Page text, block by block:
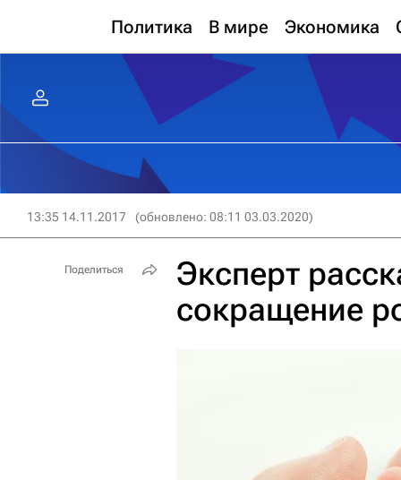
Политика В мире Экономика
13:35 14.11.2017 (обновлено: 08:11 03.03.2020)
Эксперт
сокращение
Поделиться